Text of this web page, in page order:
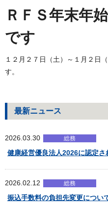
ＲＦＳ年末年
です
１２月２７日（土）～１月２日
す。
最新ニュース
2026.03.30 総務
健康経営優良法人2026に認定さ
2026.02.12 総務
振込手数料の負担先変更につい